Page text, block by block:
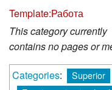
Template:Работа
This category currently
contains no pages or
Categories:
Superior